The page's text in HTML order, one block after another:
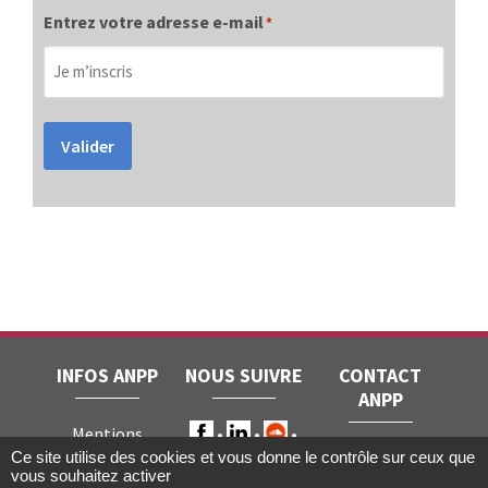
Entrez votre adresse e-mail*
Valider
INFOS ANPP
Mentions
légales RGPD
NOUS SUIVRE
CONTACT
ANPP
ANPP • 22, rue
Ce site utilise des cookies et vous donne le contrôle sur ceux que
vous souhaitez activer